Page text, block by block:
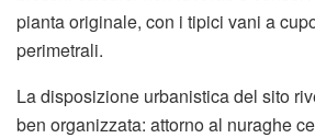
pianta originale, con i tipici vani a
perimetrali.
La disposizione urbanistica del sito
ben organizzata: attorno al nuraghe